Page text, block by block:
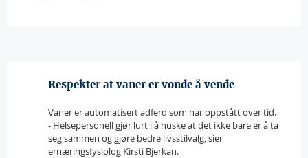
Respekter at vaner er vonde å vende
Vaner er automatisert adferd som har oppstått over tid.
- Helsepersonell gjør lurt i å huske at det ikke bare er å ta
seg sammen og gjøre bedre livsstilvalg, sier
ernæringsfysiolog Kirsti Bjerkan.